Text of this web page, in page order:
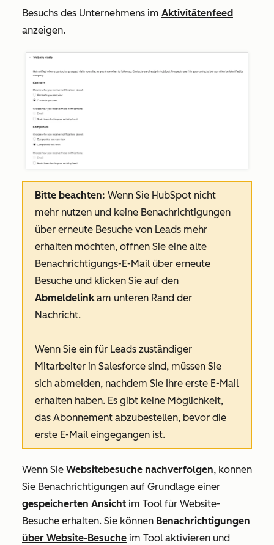
Besuchs des Unternehmens im Aktivitätenfeed
anzeigen.
Bitte beachten: Wenn Sie HubSpot nicht
mehr nutzen und keine Benachrichtigungen
über erneute Besuche von Leads mehr
erhalten möchten, öffnen Sie eine alte
Benachrichtigungs-E-Mail über erneute
Besuche und klicken Sie auf den
Abmeldelinkam unteren Rand der
Nachricht.
Wenn Sie ein für Leads zuständiger
Mitarbeiter in Salesforce sind, müssen Sie
sich abmelden, nachdem Sie Ihre erste E-Mail
erhalten haben. Es gibt keine Möglichkeit,
das Abonnement abzubestellen, bevor die
erste E-Mail eingegangen ist.
Wenn Sie Websitebesuche nachverfolgen, können
Sie Benachrichtigungen auf Grundlage einer
gespeicherten Ansicht im Tool für Website-
Besuche erhalten. Sie können Benachrichtigungen
über Website-Besuche im Tool aktivieren und